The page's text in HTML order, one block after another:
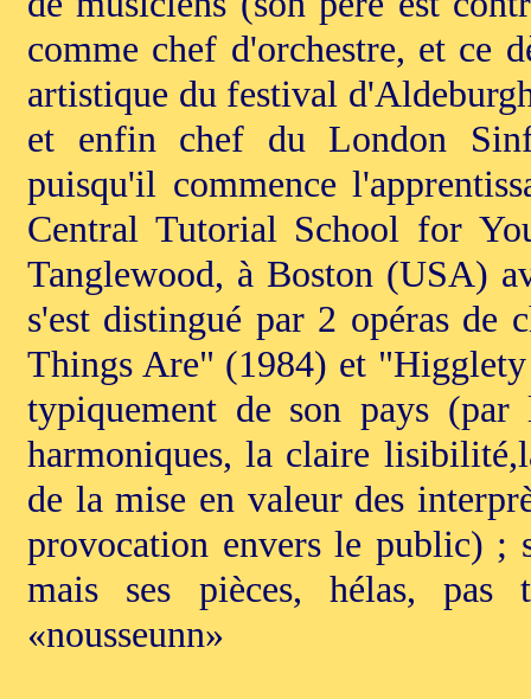
comme chef d'orchestre, et ce
artistique du festival
et enfin chef du London
puisqu'il commence
Central Tutorial School for
Tanglewood, à Boston (USA)
s'est distingué par 2 opéras de
Things Are" (1984) et
typiquement de son pays
harmoniques, la claire
de la mise en valeur des
provocation envers le public) ;
mais ses pièces, hélas, pas
«nousseunn»